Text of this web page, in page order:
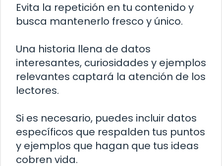
Evita la repetición en tu contenido y
busca mantenerlo fresco y único.
Una historia llena de datos
interesantes, curiosidades y ejemplos
relevantes captará la atención de los
lectores.
Si es necesario, puedes incluir datos
específicos que respalden tus puntos
y ejemplos que hagan que tus ideas
cobren vida.